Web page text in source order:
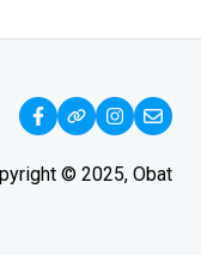
© 2025, Obat